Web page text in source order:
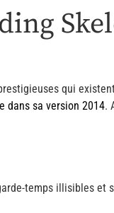
qui
dans sa version 2014.
temps illisibles